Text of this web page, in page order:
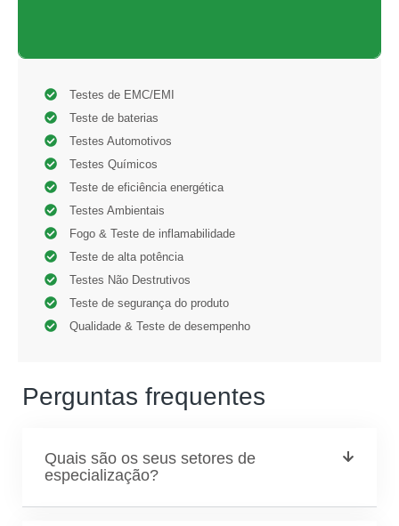
Testes de EMC/EMI
Teste de baterias
Testes Automotivos
Testes Químicos
Teste de eficiência energética
Testes Ambientais
Fogo & Teste de inflamabilidade
Teste de alta potência
Testes Não Destrutivos
Teste de segurança do produto
Qualidade & Teste de desempenho
Perguntas frequentes
Quais são os seus setores de
especialização?